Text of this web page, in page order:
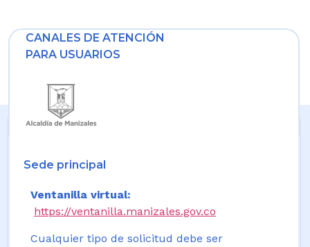
CANALES DE ATENCIÓN
PARA USUARIOS
Sede principal
Ventanilla virtual:
https://ventanilla.manizales.gov.co
Cualquier tipo de solicitud debe ser